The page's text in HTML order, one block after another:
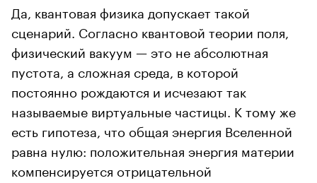
Да, квантовая физика допускает такой
сценарий. Согласно квантовой теории поля,
физический вакуум — это не абсолютная
пустота, а сложная среда, в которой
постоянно рождаются и исчезают так
называемые виртуальные частицы. К тому же
есть гипотеза, что общая энергия Вселенной
равна нулю: положительная энергия материи
компенсируется отрицательной